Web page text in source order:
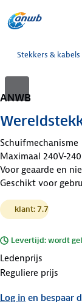
Stekkers & kabels
ANWB
Schuifmechanisme
Maximaal 240V-
Voor geaarde en
Geschikt voor
klant: 7.7
Levertijd: wordt
Ledenprijs
Reguliere prijs
Log in en bespaar